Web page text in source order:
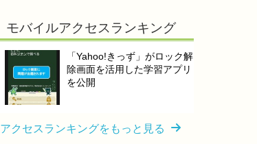
モバイルアクセスランキング
「Yahoo!きっず」がロック解
除画面を活用した学習アプリ
を公開
アクセスランキングをもっと見る